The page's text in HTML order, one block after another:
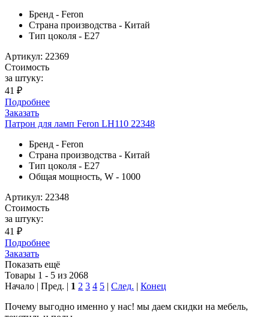
Бренд - Feron
Страна производства - Китай
Тип цоколя - E27
Артикул: 22369
Стоимость
за штуку:
41 ₽
Подробнее
Заказать
Патрон для ламп Feron LH110 22348
Бренд - Feron
Страна производства - Китай
Тип цоколя - E27
Общая мощность, W - 1000
Артикул: 22348
Стоимость
за штуку:
41 ₽
Подробнее
Заказать
Показать ещё
Товары 1 - 5 из 2068
Начало | Пред. | 1 2 3 4 5 След.
Конец
Почему выгодно именно у нас! мы даем скидки на мебель,